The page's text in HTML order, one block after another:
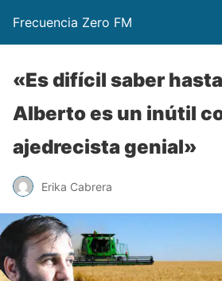
Frecuencia Zero FM
«Es difícil saber
Alberto es un inútil
ajedrecista genial»
Erika Cabrera